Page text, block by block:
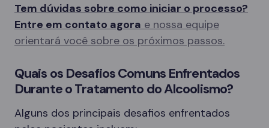
Tem dúvidas sobre como iniciar o processo?
Entre em contato agora e nossa equipe
orientará você sobre os próximos passos.
Quais os Desafios Comuns Enfrentados
Durante o Tratamento do Alcoolismo?
Alguns dos principais desafios enfrentados